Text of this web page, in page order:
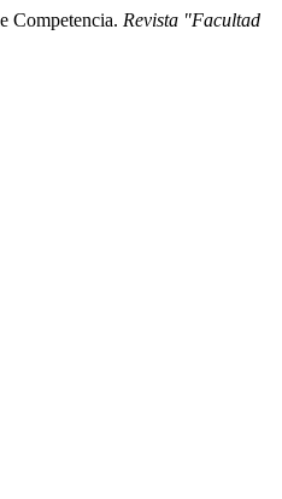
Competencia. Revista "Facultad